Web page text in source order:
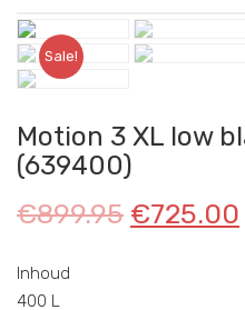
Sale!
Motion 3 XL low
(639400)
€899.95 €725.00
Inhoud
400 L